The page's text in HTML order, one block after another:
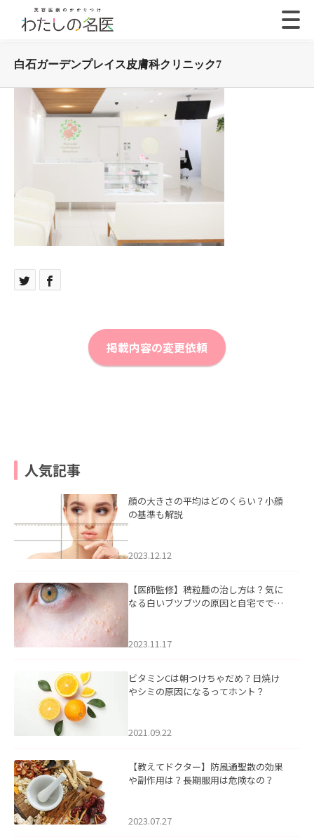
白石ガーデンプレイス皮膚科クリニック7
掲載内容の変更依頼
人気記事
顔の大きさの平均はどのくらい？小顔
の基準も解説
2023.12.12
【医師監修】稗粒腫の治し方は？気に
なる白いブツブツの原因と自宅ででき
2023.11.17
ビタミンCは朝つけちゃだめ？日焼け
やシミの原因になるってホント？
2021.09.22
【教えてドクター】防風通聖散の効果
や副作用は？長期服用は危険なの？
2023.07.27